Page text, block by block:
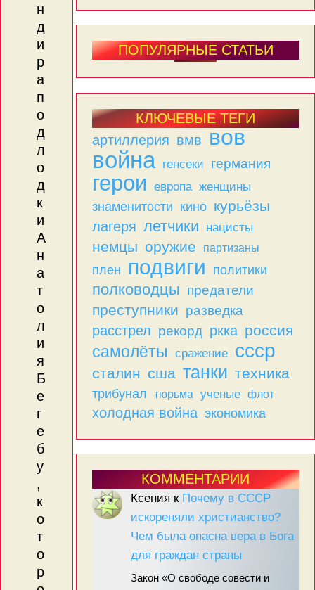
н
д
и
р
а
п
о
д
л
о
д
к
и
А
н
а
т
о
л
и
я
Б
е
г
е
б
у
,
к
о
т
о
р
ПОПУЛЯРНЫЕ СТАТЬИ
КЛЮЧЕВЫЕ ТЕГИ
артиллерия вмв вов
война генсеки германия
герои европа женщины
знаменитости кино курьёзы
лагеря летчики нацисты
немцы оружие партизаны
плен подвиги политики
полководцы предатели
преступники разведка
расстрел рекорд ркка россия
самолёты сражение ссср
сталин сша танки техника
трибунал тюрьма ученые флот
холодная война экономика
КОММЕНТАРИИ
Ксения к Почему в СССР
искореняли христианство?
Чем была опасна вера в Бога
для граждан страны
Закон «О свободе совести и